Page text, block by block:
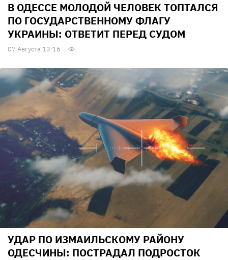
В ОДЕССЕ МОЛОДОЙ ЧЕЛОВЕК ТОПТАЛСЯ
ПО ГОСУДАРСТВЕННОМУ ФЛАГУ
УКРАИНЫ: ОТВЕТИТ ПЕРЕД СУДОМ
07 Августа 13:16
УДАР ПО ИЗМАИЛЬСКОМУ РАЙОНУ
ОДЕСЧИНЫ: ПОСТРАДАЛ ПОДРОСТОК